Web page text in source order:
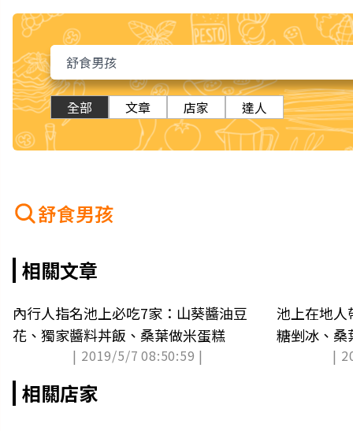
全部 文章 店家 達人
舒食男孩
相關文章
內行人指名池上必吃7家：山葵醬油豆
花、獨家醬料丼飯、桑葉做米蛋糕
| 2019/5/7 08:50:59 |
池上在地人
糖剉冰、桑
花、臘肉
|
相關店家